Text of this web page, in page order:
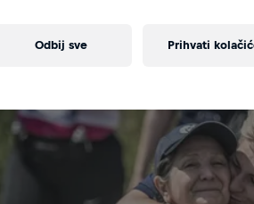
Odbij sve Prihvati